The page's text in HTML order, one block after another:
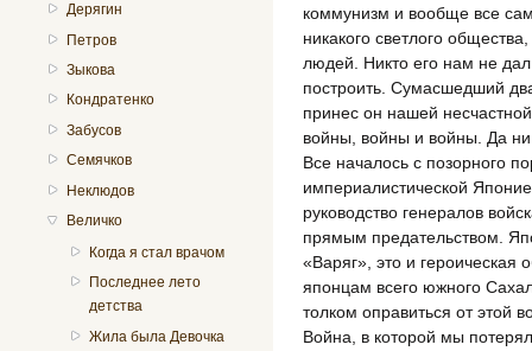
Дерягин
Петров
Зыкова
Кондратенко
Забусов
Семячков
Неклюдов
Величко
Когда я стал врачом
Последнее лето
детства
Жила была Девочка
коммунизм и вообще все
никакого светлого
людей. Никто его нам не
построить. Сумасшедший
принес он нашей
войны, войны и войны. Да
Все началось с позорного
империалистической
руководство генералов
прямым предательством.
«Варяг», это и героическая
японцам всего южного
толком оправиться от этой
Война, в которой мы